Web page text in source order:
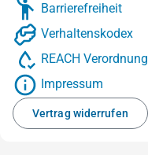
Barrierefreiheit
Verhaltenskodex
REACH Verordnung
Impressum
Vertrag widerrufen